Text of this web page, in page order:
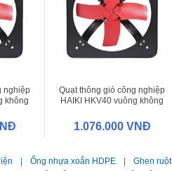
nghiệp
không
Quạt thông gió công nghiệp
HAIKI HKV40 vuông không
1.076.000 VNĐ
Ống nhựa xoắn HDPE
Ghen ruột